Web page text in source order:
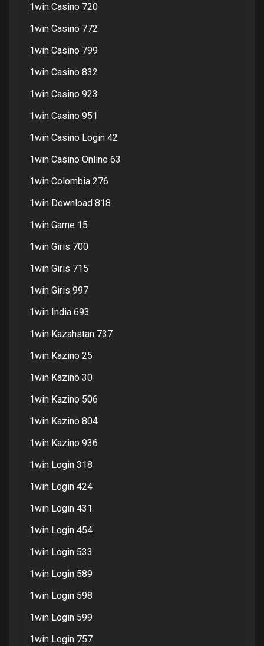
1win Casino 720
1win Casino 772
1win Casino 799
1win Casino 832
1win Casino 923
1win Casino 951
1win Casino Login 42
1win Casino Online 63
1win Colombia 276
1win Download 818
1win Game 15
1win Giris 700
1win Giris 715
1win Giris 997
1win India 693
1win Kazahstan 737
1win Kazino 25
1win Kazino 30
1win Kazino 506
1win Kazino 804
1win Kazino 936
1win Login 318
1win Login 424
1win Login 431
1win Login 454
1win Login 533
1win Login 589
1win Login 598
1win Login 599
1win Login 757